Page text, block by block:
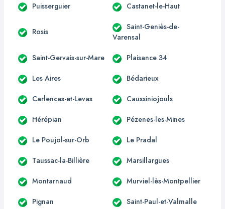
Puisserguier Castanet-le-Haut
Rosis
Saint-Geniès-de-
Varensal
Saint-Gervais-sur-Mare Plaisance 34
Les Aires Bédarieux
Carlencas-et-Levas Caussiniojouls
Hérépian Pézenes-les-Mines
Le Poujol-sur-Orb Le Pradal
Taussac-la-Billière Marsillargues
Montarnaud Murviel-lès-Montpellier
Pignan Saint-Paul-et-Valmalle